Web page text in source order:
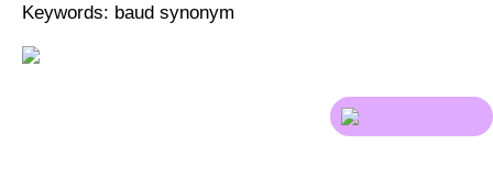
Keywords: baud synonym